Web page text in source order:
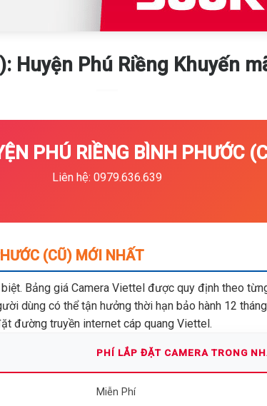
Huyện Phú Riềng Khuyến
PHÚ RIỀNG BÌNH PHƯỚC
Liên hệ: 0979.636.639
(CŨ) MỚI NHẤT
Bảng giá Camera Viettel được quy định theo
dùng có thể tận hưởng thời hạn bảo hành 12
đường truyền internet cáp quang Viettel.
PHÍ LẮP ĐẶT CAMERA TRONG
Miễn Phí